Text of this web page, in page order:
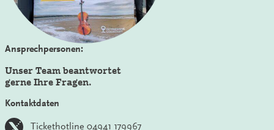
Ansprechpersonen:
Unser Team beantwortet
gerne Ihre Fragen.
Kontaktdaten
Tickethotline 04941 179967